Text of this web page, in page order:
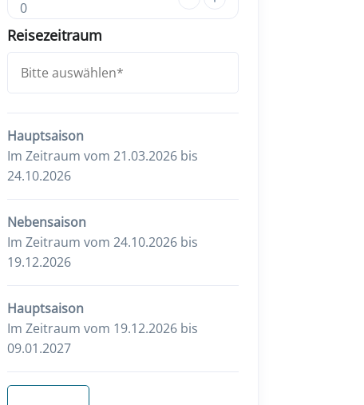
0
Reisezeitraum
Hauptsaison
Im Zeitraum vom 21.03.2026 bis
24.10.2026
Nebensaison
Im Zeitraum vom 24.10.2026 bis
19.12.2026
Hauptsaison
Im Zeitraum vom 19.12.2026 bis
09.01.2027